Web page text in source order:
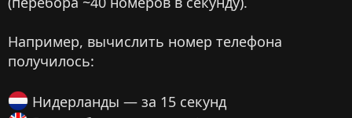
Например, вычислить номер телефона
получилось:
Нидерланды — за 15 секунд